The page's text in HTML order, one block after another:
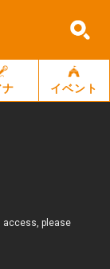
ナ イベント